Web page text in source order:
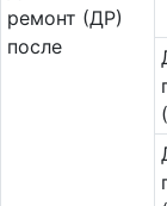
ремонт (ДР)
после